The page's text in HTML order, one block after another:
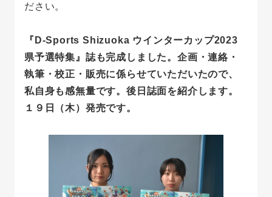
ださい。
『D-Sports Shizuoka ウインターカップ2023
県予選特集』誌も完成しました。企画・連絡・
執筆・校正・販売に係らせていただいたので、
私自身も感無量です。後日誌面を紹介します。
１９日（木）発売です。